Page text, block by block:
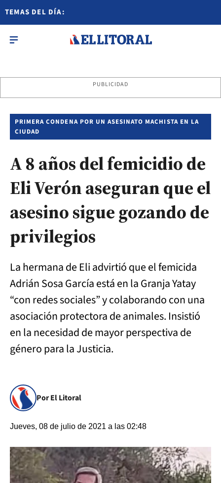
TEMAS DEL DÍA:
PUBLICIDAD
PRIMERA CONDENA POR UN ASESINATO MACHISTA EN LA
CIUDAD
A 8 años del femicidio de
Eli Verón aseguran que el
asesino sigue gozando de
privilegios
La hermana de Eli advirtió que el femicida
Adrián Sosa García está en la Granja Yatay
“con redes sociales” y colaborando con una
asociación protectora de animales. Insistió
en la necesidad de mayor perspectiva de
género para la Justicia.
Por El Litoral
Jueves, 08 de julio de 2021 a las 02:48